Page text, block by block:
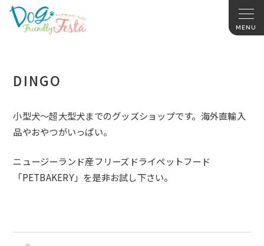
DINGO
小型犬～超大型犬までのグッズショップです。海外直輸入
品やおやつがいっぱい。
ニュージーランド産フリーズドライペットフード
「PETBAKERY」を是非お試し下さい。